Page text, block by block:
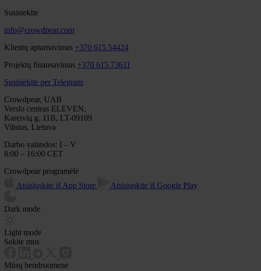
Susisiekite
info@crowdpear.com
Klientų aptarnavimas +370 615 54424
Projektų finansavimas +370 615 73611
Susisiekite per Telegram
Crowdpear, UAB
Verslo centras ELEVEN,
Kareivių g. 11B, LT-09109
Vilnius, Lietuva
Darbo valandos: I – V
8:00 – 16:00 CET
Crowdpear programėlė
Atsisiųskite iš App Store
Atsisiųskite iš Google Play
Dark mode
Light mode
Sekite mus
Mūsų bendruomenė